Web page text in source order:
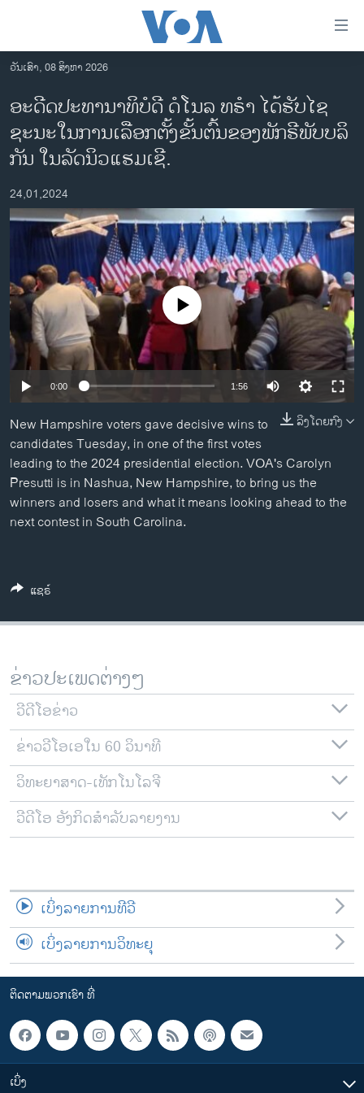
ເຂົ້າ
ຂ້າມ
ຂ້າມ
ຂ້າມ
ໄປ
ຫາ
ຊອກ
ລາວ
ອາເມຣິກາ
ການເລືອກຕັ້ງ ປະທານາທີບໍດີ ສະຫະລັດ 2024
ຂ່າວ​ຈີນ
ໂລກ
ເອເຊຍ
ອິດສະຫຼະພາບດ້ານການຂ່າວ
ຊີວິດຊາວລາວ
ຊຸມຊົນຊາວລາວ
ວິທະຍາສາດ-ເທັກໂນໂລຈີ
ທຸລະກິດ
ພາສາອັງກິດ
ວີດີໂອ
ສຽງ
ລາຍການກະຈາຍສຽງ
ພາສາຕ່າງໆ
ວັນເສົາ, 08 ສິງຫາ 2026
ອະດີດປະທານາທິບໍດີ ດໍໂນລ ທຣໍາ ໄດ້ຮັບໄຊ
ຊະນະໃນການເລືອກຕັ້ງຂັ້ນຕົ້ນຂອງພັກຣີພັບບລິ
ກັນ ໃນລັດນິວແຮມເຊີ.
24,01,2024
No media source currently available
0:00 1:56
ລິງໂດຍກົງ
New Hampshire voters gave decisive wins to
candidates Tuesday, in one of the first votes
leading to the 2024 presidential election. VOA's Carolyn
Presutti is in Nashua, New Hampshire, to bring us the
winners and losers and what it means looking ahead to the
next contest in South Carolina.
ແຊຣ໌
ຂ່າວປະເພດຕ່າງໆ
ວີດີໂອຂ່າວ
ຂ່າວວີໂອເອໃນ 60 ວິນາທີ
ວິທະຍາສາດ-ເທັກໂນໂລຈີ
ວີດີໂອ ອັງກິດສຳລັບລາຍງານ
ເບິ່ງລາຍການທີວີ
ເບິ່ງລາຍການວິທະຍຸ
ຕິດຕາມພວກເຮົາ ທີ່
ເບິ່ງ